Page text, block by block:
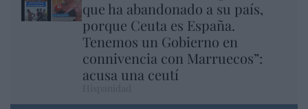
que ha abandonado a su país,
porque Ceuta es España.
Tenemos un Gobierno en
connivencia con Marruecos”:
acusa una ceutí